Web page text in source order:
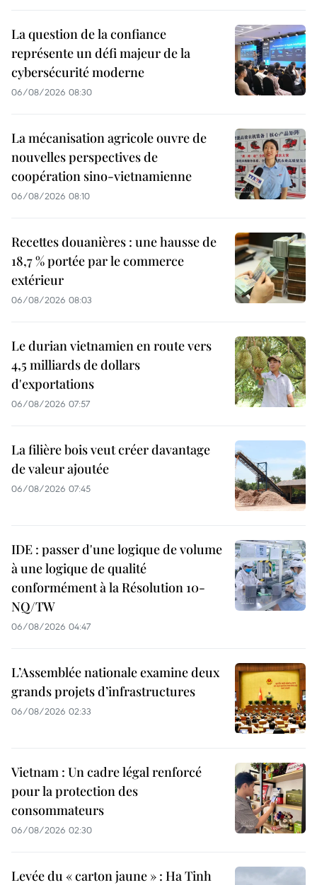
La question de la confiance
représente un défi majeur de la
cybersécurité moderne
06/08/2026 08:30
La mécanisation agricole ouvre de
nouvelles perspectives de
coopération sino-vietnamienne
06/08/2026 08:10
Recettes douanières : une hausse de
18,7 % portée par le commerce
extérieur
06/08/2026 08:03
Le durian vietnamien en route vers
4,5 milliards de dollars
d'exportations
06/08/2026 07:57
La filière bois veut créer davantage
de valeur ajoutée
06/08/2026 07:45
IDE : passer d'une logique de volume
à une logique de qualité
conformément à la Résolution 10-
NQ/TW
06/08/2026 04:47
L’Assemblée nationale examine deux
grands projets d’infrastructures
06/08/2026 02:33
Vietnam : Un cadre légal renforcé
pour la protection des
consommateurs
06/08/2026 02:30
Levée du « carton jaune » : Ha Tinh